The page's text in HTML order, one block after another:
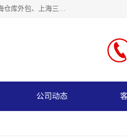
上海星力仓储服务有限公司从事：上海仓储服务、上海仓储库房、上海仓库代运营、上海仓库对外出租、上海仓库外包、上海三方仓储、上海电商仓储代发、上海电商代发货仓库、上海托管仓库、上海仓储配送。上海星力仓储服务有限公司现在拥有100个分仓、10万余平方的标准库房，精炼员工几百名，与几千家客户合作，公司已跻身上海仓储行业前列。欢迎来电咨询！
公司动态